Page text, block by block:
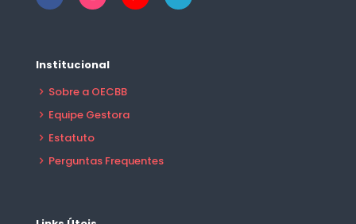
Institucional
Sobre a OECBB
Equipe Gestora
Estatuto
Perguntas Frequentes